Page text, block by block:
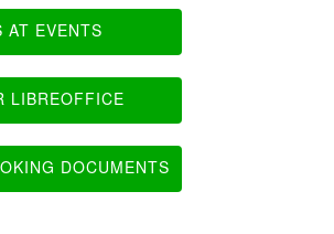
AT EVENTS
LIBREOFFICE
DOCUMENTS